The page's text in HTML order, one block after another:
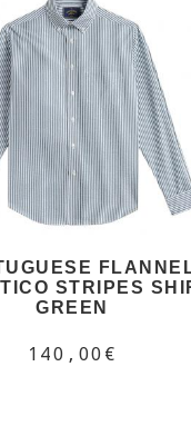
STRIPES
GREEN
140,00€